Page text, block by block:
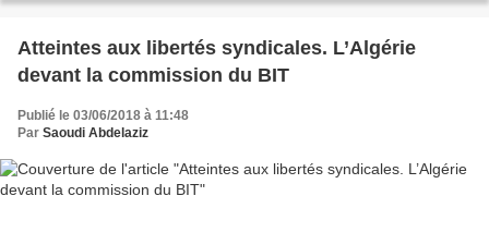
Atteintes aux libertés syndicales. L’Algérie
devant la commission du BIT
Publié le 03/06/2018 à 11:48
Par Saoudi Abdelaziz